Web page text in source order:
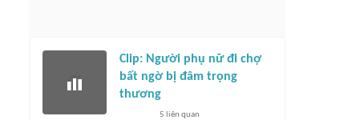
Clip: Người phụ nữ đi chợ
bất ngờ bị đâm trọng
thương
5 liên quan